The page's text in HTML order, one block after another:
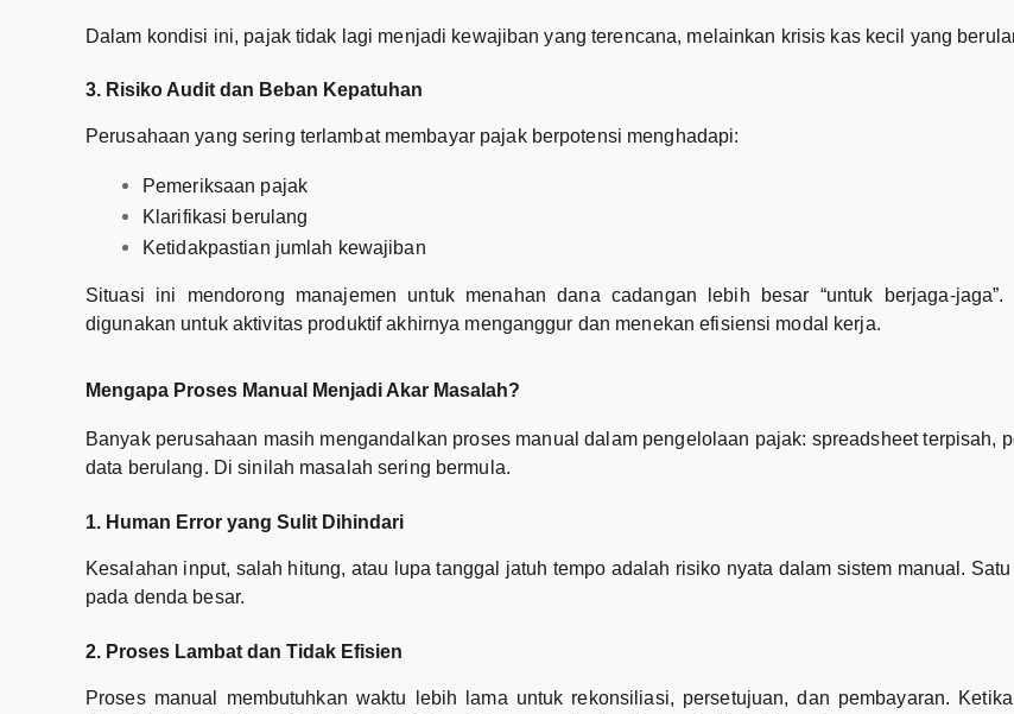
Dalam kondisi ini, pajak tidak lagi menjadi kewajiban yang terencana, melainkan krisis kas kecil yang
3. Risiko Audit dan Beban Kepatuhan
Perusahaan yang sering terlambat membayar pajak berpotensi menghadapi:
Pemeriksaan pajak
Klarifikasi berulang
Ketidakpastian jumlah kewajiban
Situasi ini mendorong manajemen untuk menahan dana cadangan lebih besar “untuk berjaga-
digunakan untuk aktivitas produktif akhirnya menganggur dan menekan efisiensi modal kerja.
Mengapa Proses Manual Menjadi Akar Masalah?
Banyak perusahaan masih mengandalkan proses manual dalam pengelolaan pajak: spreadsheet terpisah,
data berulang. Di sinilah masalah sering bermula.
1. Human Error yang Sulit Dihindari
Kesalahan input, salah hitung, atau lupa tanggal jatuh tempo adalah risiko nyata dalam sistem manual.
pada denda besar.
2. Proses Lambat dan Tidak Efisien
Proses manual membutuhkan waktu lebih lama untuk rekonsiliasi, persetujuan, dan pembayaran.